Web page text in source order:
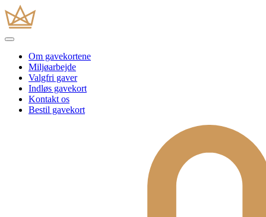
Om gavekortene
Miljøarbejde
Valgfri gaver
Indløs gavekort
Kontakt os
Bestil gavekort